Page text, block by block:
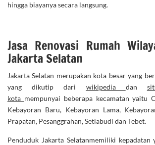
hingga biayanya secara langsung.
Jasa Renovasi Rumah
Jakarta Selatan
Jakarta Selatan merupakan kota besar yang
yang dikutip dari wikipedia dan
kota mempunyai beberapa kecamatan yaitu
Kebayoran Baru, Kebayoran Lama,
Prapatan, Pesanggrahan, Setiabudi dan Tebet.
Penduduk Jakarta Selatanmemiliki kepadatan